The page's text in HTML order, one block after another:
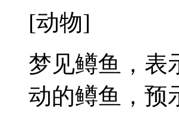
[动物]
梦见鳟鱼，表
动的鳟鱼，预